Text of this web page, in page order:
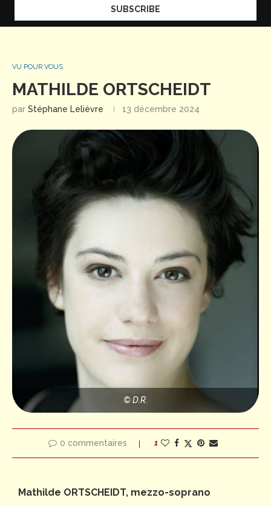
VU POUR VOUS
MATHILDE ORTSCHEIDT
par Stéphane Lelièvre 13 décembre 2024
© D.R.
0 commentaires 1
Mathilde ORTSCHEIDT, mezzo-soprano